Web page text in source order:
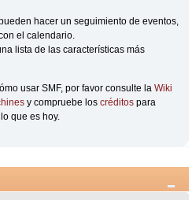
hacer un seguimiento de eventos,
el calendario.
lista de las características más
usar SMF, por favor consulte laWiki
y compruebe loscréditos para
que es hoy.